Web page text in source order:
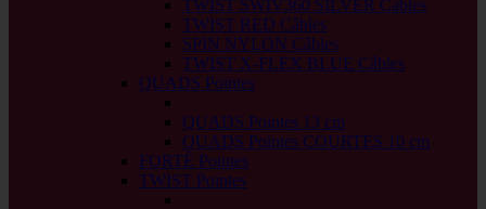
TWIST SWIV360 SILVER Cables
TWIST RED Câbles
SPIN NYLON Câbles
TWIST X-FLEX BLUE Câbles
QUADS Pointes
QUADS Pointes 13 cm
QUADS Pointes COURTES 10 cm
FORTÉ Pointes
TWIST Pointes